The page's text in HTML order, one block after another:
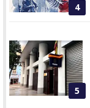
4
5